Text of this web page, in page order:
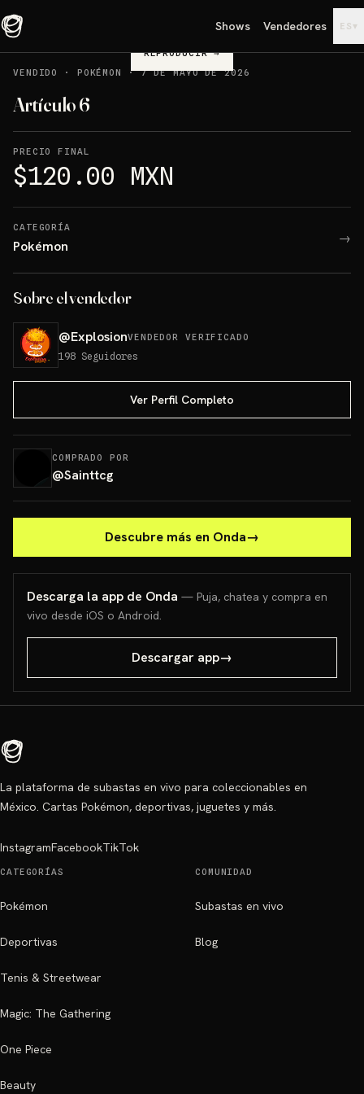
Shows Vendedores ES ▾
REPRODUCIR→
VENDIDO
· POKÉMON ·7 DE MAYO DE 2026
Artículo 6
PRECIO FINAL
$120.00 MXN
CATEGORÍA
Pokémon →
Sobre el vendedor
@ExplosionVENDEDOR VERIFICADO
198 Seguidores
Ver Perfil Completo
COMPRADO POR
@Sainttcg
Descubre más en Onda→
Descarga la app de Onda — Puja, chatea y compra en
vivo desde iOS o Android.
Descargar app→
La plataforma de subastas en vivo para coleccionables en
México. Cartas Pokémon, deportivas, juguetes y más.
InstagramFacebookTikTok
CATEGORÍAS
Pokémon
Deportivas
Tenis & Streetwear
Magic: The Gathering
One Piece
Beauty
COMUNIDAD
Subastas en vivo
Blog